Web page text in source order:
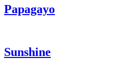
Papagayo
Sunshine